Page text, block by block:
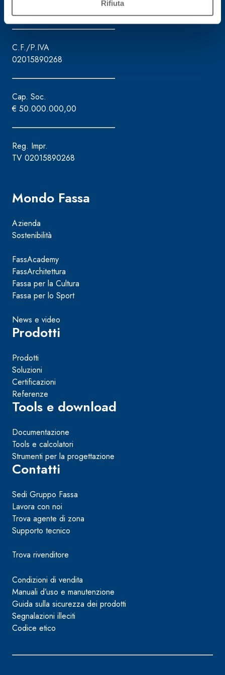
Rifiuta
C.F./P.IVA
02015890268
Cap. Soc.
€ 50.000.000,00
Reg. Impr.
TV 02015890268
Mondo Fassa
Azienda
Sostenibilità
FassAcademy
FassArchitettura
Fassa per la Cultura
Fassa per lo Sport
News e video
Prodotti
Prodotti
Soluzioni
Certificazioni
Referenze
Tools e download
Documentazione
Tools e calcolatori
Strumenti per la progettazione
Contatti
Sedi Gruppo Fassa
Lavora con noi
Trova agente di zona
Supporto tecnico
Trova rivenditore
Condizioni di vendita
Manuali d’uso e manutenzione
Guida sulla sicurezza dei prodotti
Segnalazioni illeciti
Codice etico